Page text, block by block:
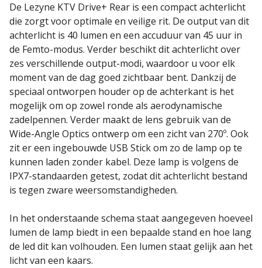
De Lezyne KTV Drive+ Rear is een compact achterlicht
die zorgt voor optimale en veilige rit. De output van dit
achterlicht is 40 lumen en een accuduur van 45 uur in
de Femto-modus. Verder beschikt dit achterlicht over
zes verschillende output-modi, waardoor u voor elk
moment van de dag goed zichtbaar bent. Dankzij de
speciaal ontworpen houder op de achterkant is het
mogelijk om op zowel ronde als aerodynamische
zadelpennen. Verder maakt de lens gebruik van de
Wide-Angle Optics ontwerp om een zicht van 270º. Ook
zit er een ingebouwde USB Stick om zo de lamp op te
kunnen laden zonder kabel. Deze lamp is volgens de
IPX7-standaarden getest, zodat dit achterlicht bestand
is tegen zware weersomstandigheden.
In het onderstaande schema staat aangegeven hoeveel
lumen de lamp biedt in een bepaalde stand en hoe lang
de led dit kan volhouden. Een lumen staat gelijk aan het
licht van een kaars.